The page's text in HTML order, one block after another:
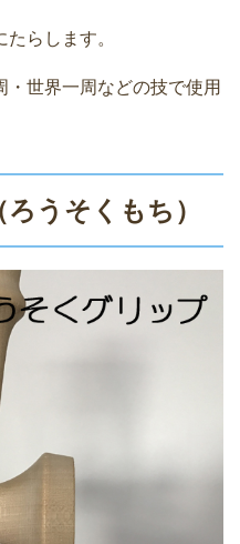
らします。
・世界一周などの技で使用
うそくもち）